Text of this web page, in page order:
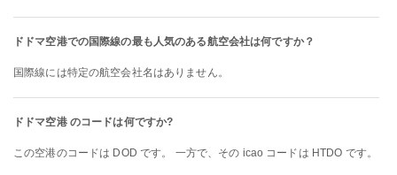
ドドマ空港での国際線の最も人気のある航空会社は何ですか？
国際線には特定の航空会社名はありません。
ドドマ空港 のコードは何ですか?
この空港のコードは DOD です。 一方で、その icao コードは HTDO です。